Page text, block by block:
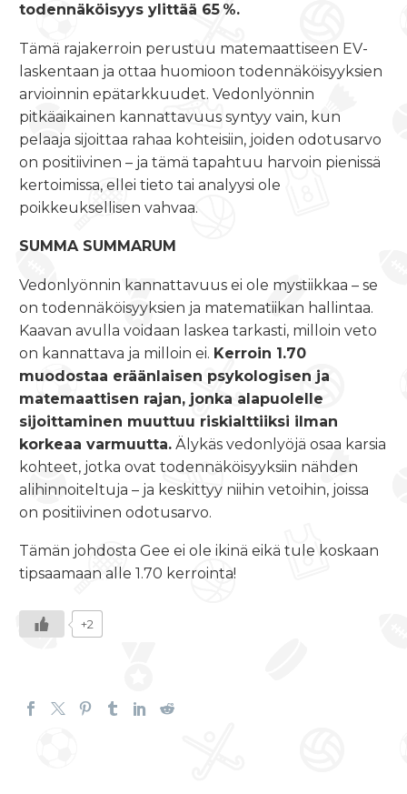
todennäköisyys ylittää 65 %.
Tämä rajakerroin perustuu matemaattiseen EV-
laskentaan ja ottaa huomioon todennäköisyyksien
arvioinnin epätarkkuudet. Vedonlyönnin
pitkäaikainen kannattavuus syntyy vain, kun
pelaaja sijoittaa rahaa kohteisiin, joiden odotusarvo
on positiivinen – ja tämä tapahtuu harvoin pienissä
kertoimissa, ellei tieto tai analyysi ole
poikkeuksellisen vahvaa.
SUMMA SUMMARUM
Vedonlyönnin kannattavuus ei ole mystiikkaa – se
on todennäköisyyksien ja matematiikan hallintaa.
Kaavan avulla voidaan laskea tarkasti, milloin veto
on kannattava ja milloin ei. Kerroin 1.70
muodostaa eräänlaisen psykologisen ja
matemaattisen rajan, jonka alapuolelle
sijoittaminen muuttuu riskialttiiksi ilman
korkeaa varmuutta. Älykäs vedonlyöjä osaa karsia
kohteet, jotka ovat todennäköisyyksiin nähden
alihinnoiteltuja – ja keskittyy niihin vetoihin, joissa
on positiivinen odotusarvo.
Tämän johdosta Gee ei ole ikinä eikä tule koskaan
tipsaamaan alle 1.70 kerrointa!
+2